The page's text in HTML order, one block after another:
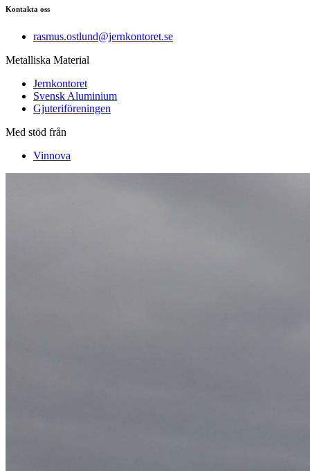
Kontakta oss
rasmus.ostlund@jernkontoret.se
Metalliska Material
Jernkontoret
Svensk Aluminium
Gjuteriföreningen
Med stöd från
Vinnova